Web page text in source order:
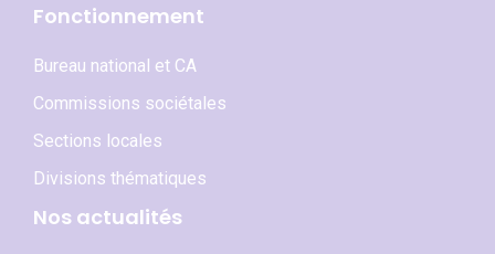
Fonctionnement
Bureau national et CA
Commissions sociétales
Sections locales
Divisions thématiques
Nos actualités